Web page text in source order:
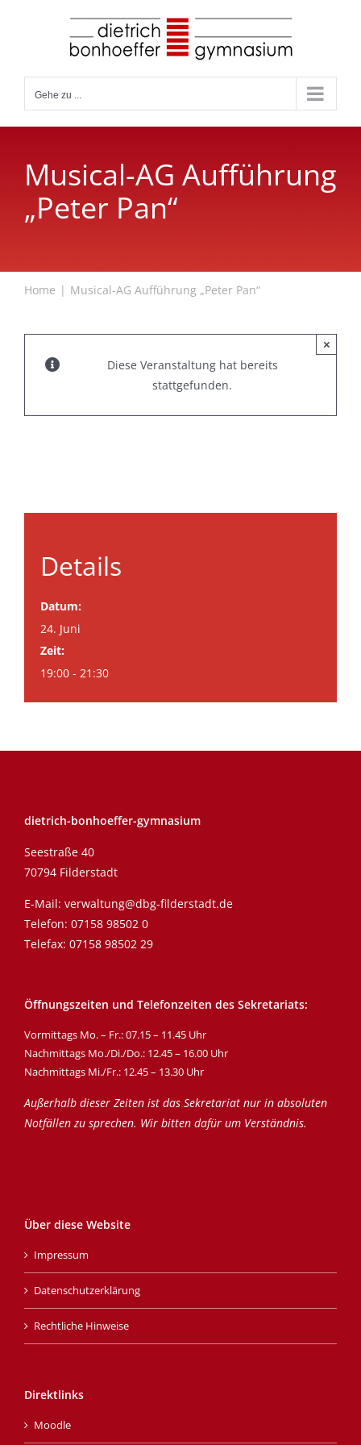
Gehe zu ...
Musical-AG Aufführung
„Peter Pan“
Home Musical-AG Aufführung „Peter Pan“
Diese Veranstaltung hat bereits
stattgefunden.
×
Details
Datum:
24. Juni
Zeit:
19:00 - 21:30
dietrich-bonhoeffer-gymnasium
Seestraße 40
70794 Filderstadt
E-Mail: verwaltung@dbg-filderstadt.de
Telefon: 07158 98502 0
Telefax: 07158 98502 29
Öffnungszeiten und Telefonzeiten des Sekretariats:
Vormittags Mo. – Fr.: 07.15 – 11.45 Uhr
Nachmittags Mo./Di./Do.: 12.45 – 16.00 Uhr
Nachmittags Mi./Fr.: 12.45 – 13.30 Uhr
Außerhalb dieser Zeiten ist das Sekretariat nur in absoluten
Notfällen zu sprechen. Wir bitten dafür um Verständnis.
Über diese Website
Impressum
Datenschutzerklärung
Rechtliche Hinweise
Direktlinks
Moodle